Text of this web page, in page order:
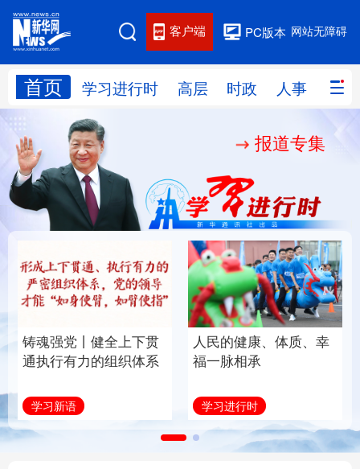
网站无障碍
PC版本
客户端
首页 学习进行时 高层 时政 人事 国际
网站地图
学习进行时 人事
国际 财经 网评
思客智库 全球连线 教育
科技 科创 量子 体育
文化 书画 健康 军事
访谈 视频 图片 政务
信息化 数字经济
报道专集
铸魂强党丨健全上下贯
通执行有力的组织体系
学习新语
人民的健康、体质、幸
福一脉相承
学习进行时